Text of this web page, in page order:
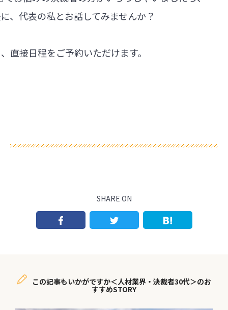
、代表の私とお話してみませんか？
直接日程をご予約いただけます。
SHARE ON
この記事もいかがですか＜人材業界・決裁者30代＞のお
すすめSTORY